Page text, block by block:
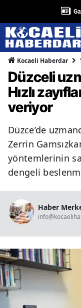
Kocaeli Haberdar
Düzceli
Hızlı
veriyor
Düzce’de
Zerrin
yöntemlerinin
dengeli
Haber